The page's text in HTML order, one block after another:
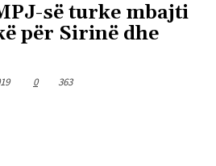
së turke mbajti
për Sirinë dhe
0 363